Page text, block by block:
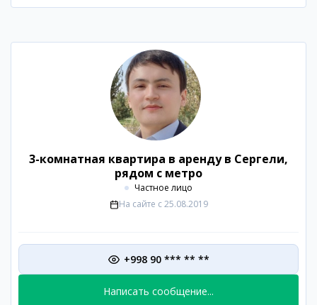
3-комнатная квартира в аренду в Сергели,
рядом с метро
Частное лицо
На сайте с 25.08.2019
+998 90 *** ** **
Написать сообщение...